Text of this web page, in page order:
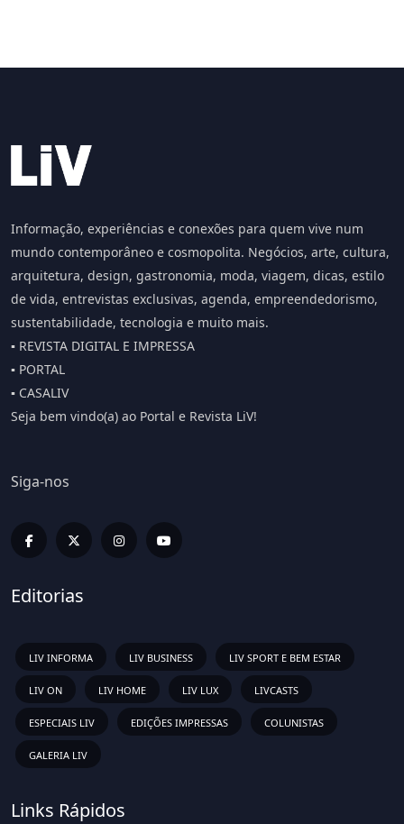
Informação, experiências e conexões para quem vive num
mundo contemporâneo e cosmopolita. Negócios, arte, cultura,
arquitetura, design, gastronomia, moda, viagem, dicas, estilo
de vida, entrevistas exclusivas, agenda, empreendedorismo,
sustentabilidade, tecnologia e muito mais.
▪️ REVISTA DIGITAL E IMPRESSA
▪️ PORTAL
▪️ CASALIV
Seja bem vindo(a) ao Portal e Revista LiV!
Siga-nos
Editorias
LIV INFORMA LIV BUSINESS LIV SPORT E BEM ESTAR
LIV ON LIV HOME LIV LUX LIVCASTS
ESPECIAIS LIV EDIÇÕES IMPRESSAS COLUNISTAS
GALERIA LIV
Links Rápidos